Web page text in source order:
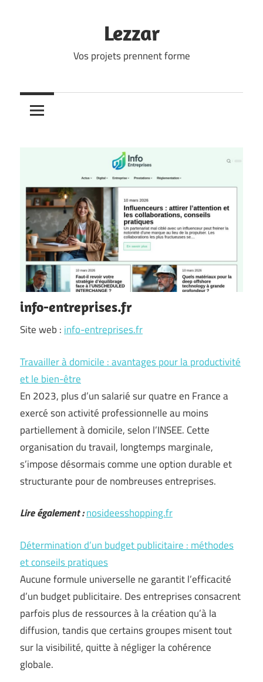
Lezzar
Vos projets prennent forme
info-entreprises.fr
Site web : info-entreprises.fr
Travailler à domicile : avantages pour la productivité
et le bien-être
En 2023, plus d’un salarié sur quatre en France a
exercé son activité professionnelle au moins
partiellement à domicile, selon l’INSEE. Cette
organisation du travail, longtemps marginale,
s’impose désormais comme une option durable et
structurante pour de nombreuses entreprises.
Lire également :nosideesshopping.fr
Détermination d’un budget publicitaire : méthodes
et conseils pratiques
Aucune formule universelle ne garantit l’efficacité
d’un budget publicitaire. Des entreprises consacrent
parfois plus de ressources à la création qu’à la
diffusion, tandis que certains groupes misent tout
sur la visibilité, quitte à négliger la cohérence
globale.